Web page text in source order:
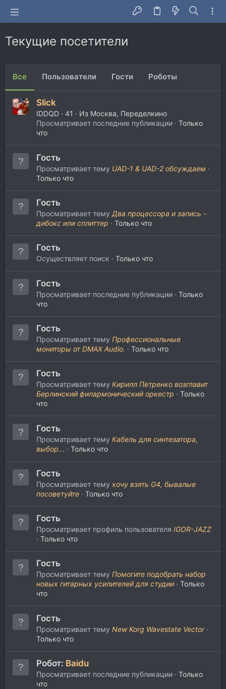
Текущие посетители
Все Пользователи Гости Роботы
Slick
IDDQD · 41 · Из Москва, Переделкино
Просматривает последние публикации
Только
что
Гость
Просматривает тему UAD-1 & UAD-2 обсуждаем
Только что
Гость
Просматривает тему Два процессора и запись -
дибокс или сплиттер
Только что
Гость
Осуществляет поиск Только что
Гость
Просматривает последние публикации
Только
что
Гость
Просматривает тему Профессиональные
мониторы от DMAX Audio.
Только что
Гость
Просматривает тему Кирилл Петренко возглавит
Берлинский филармонический оркестр
Только
что
Гость
Просматривает тему Кабель для синтезатора,
выбор...
Только что
Гость
Просматривает тему хочу взять G4, бывалые
посоветуйте
Только что
Гость
Просматривает профиль пользователя IGOR-JAZZ
Только что
Гость
Просматривает тему Помогите подобрать набор
новых гитарных усилителей для студии
Только
что
Гость
Просматривает тему New Korg Wavestate Vector
Только что
Робот: Baidu
Просматривает последние публикации
Только
что